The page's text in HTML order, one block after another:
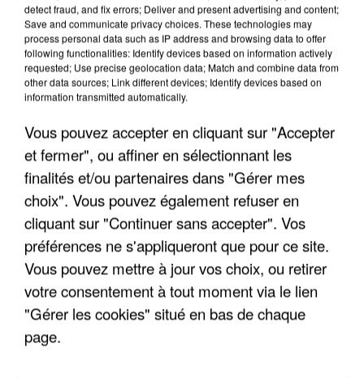
INCENDIES : L’ÎLE-DE-FRANCE LANCE UN ÉLAN
DE SOLIDARITÉ AVEC LES...
APRÈS TOUTES CES CANICULES, LES REFUGES
detect fraud, and fix errors; Deliver and present advertising and content;
Save and communicate privacy choices. These technologies may
process personal data such as IP address and browsing data to offer
following functionalities: Identify devices based on information actively
requested; Use precise geolocation data; Match and combine data from
other data sources; Link different devices; Identify devices based on
information transmitted automatically.
Vous pouvez accepter en cliquant sur "Accepter
et fermer", ou affiner en sélectionnant les
finalités et/ou partenaires dans "Gérer mes
choix". Vous pouvez également refuser en
cliquant sur "Continuer sans accepter". Vos
préférences ne s'appliqueront que pour ce site.
Vous pouvez mettre à jour vos choix, ou retirer
votre consentement à tout moment via le lien
"Gérer les cookies" situé en bas de chaque
page.